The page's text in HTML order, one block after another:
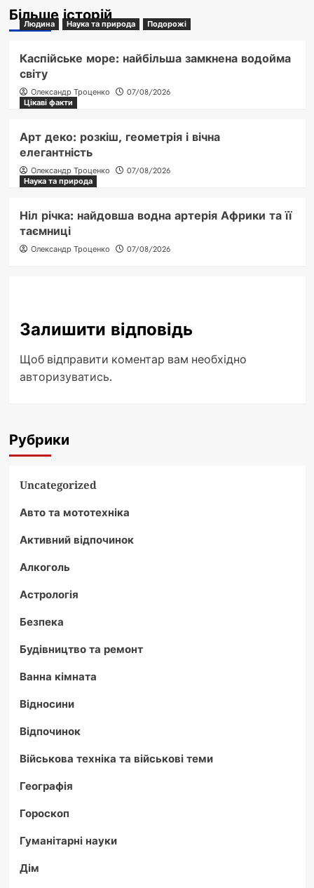
Більше історій
Людина Наука та природа Подорожі
Каспійське море: найбільша замкнена водойма
світу
Олександр Троценко
07/08/2026
Цікаві факти
Арт деко: розкіш, геометрія і вічна
елегантність
Олександр Троценко
07/08/2026
Наука та природа
Ніл річка: найдовша водна артерія Африки та її
таємниці
Олександр Троценко 07/08/2026
Залишити відповідь
Щоб відправити коментар вам необхідно
авторизуватись.
Рубрики
Uncategorized
Авто та мототехніка
Активний відпочинок
Алкоголь
Астрологія
Безпека
Будівництво та ремонт
Ванна кімната
Відносини
Відпочинок
Військова техніка та військові теми
Географія
Гороскоп
Гуманітарні науки
Дім